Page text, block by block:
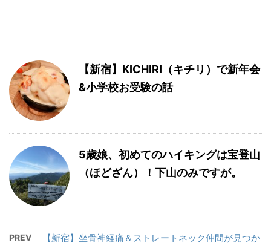
【新宿】KICHIRI（キチリ）で新年会
&小学校お受験の話
5歳娘、初めてのハイキングは宝登山
（ほどざん）！下山のみですが。
PREV
【新宿】坐骨神経痛＆ストレートネック仲間が見つか